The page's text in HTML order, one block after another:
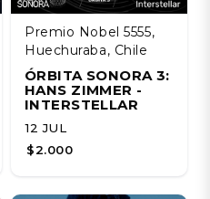
Premio Nobel 5555,
Huechuraba, Chile
ÓRBITA SONORA 3:
HANS ZIMMER -
INTERSTELLAR
12 JUL
$2.000